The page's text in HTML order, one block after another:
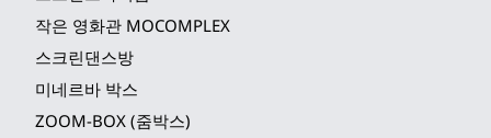
작은 영화관 MOCOMPLEX
스크린댄스방
미네르바 박스
ZOOM-BOX (줌박스)